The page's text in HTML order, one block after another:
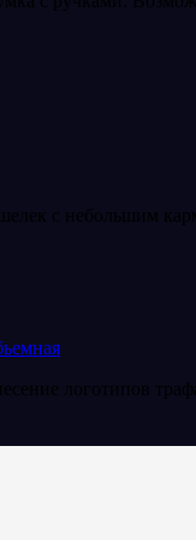
с небольшим
логотипов